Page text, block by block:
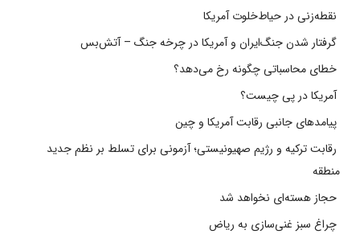
نقطه‌زنی در حیاط‌خلوت آمریکا
گرفتار شدن جنگ‌ایران و آمریکا در چرخه جنگ – آتش‌بس
خطای محاسباتی چگونه رخ می‌دهد؟
آمریکا در پی چیست؟
پیامدهای جانبی رقابت آمریکا و چین
رقابت ترکیه و رژیم صهیونیستی؛ آزمونی برای تسلط بر نظم جدید
منطقه
حجاز هسته‌ای نخواهد شد
چراغ سبز غنی‌سازی به ریاض